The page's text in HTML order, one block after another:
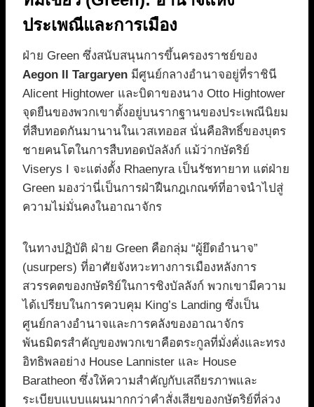
ประเพณีและการเมือง
ฝ่าย Green ซึ่งสนับสนุนการขึ้นครองราชย์ของ
Aegon II Targaryen มีศูนย์กลางอำนาจอยู่ที่ราชินี
Alicent Hightower และบิดาของนาง Otto Hightower
จุดยืนของพวกเขาตั้งอยู่บนรากฐานของประเพณีนิยม
ที่สืบทอดกันมานานในเวสเทออส นั่นคือสิทธิ์ของบุตร
ชายคนโตในการสืบทอดบัลลังก์ แม้ว่ากษัตริย์
Viserys I จะแต่งตั้ง Rhaenyra เป็นรัชทายาท แต่ฝ่าย
Green มองว่านี่เป็นการฝ่าฝืนกฎเกณฑ์ที่อาจนำไปสู่
ความไม่มั่นคงในอาณาจักร
ในทางปฏิบัติ ฝ่าย Green คือกลุ่ม “ผู้ยึดอำนาจ”
(usurpers) ที่อาศัยจังหวะทางการเมืองหลังการ
สวรรคตของกษัตริย์ในการชิงบัลลังก์ พวกเขามีความ
ได้เปรียบในการควบคุม King’s Landing ซึ่งเป็น
ศูนย์กลางอำนาจและการคลังของอาณาจักร
พันธมิตรสำคัญของพวกเขาคือตระกูลที่มั่งคั่งและทรง
อิทธิพลอย่าง House Lannister และ House
Baratheon ซึ่งให้ความสำคัญกับเสถียรภาพและ
ระเบียบแบบแผนมากกว่าคำสั่งเสียของกษัตริย์ที่ล่วง